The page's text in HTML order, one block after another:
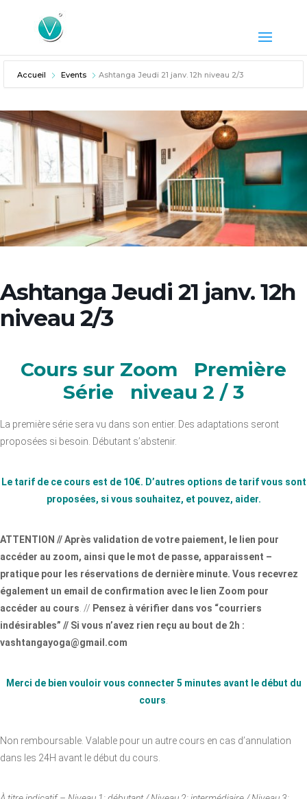
Accueil Events Ashtanga Jeudi 21 janv. 12h niveau 2/3
Ashtanga Jeudi 21 janv. 12h
niveau 2/3
Cours sur Zoom Première
Série niveau 2 / 3
La première série sera vu dans son entier. Des adaptations seront
proposées si besoin. Débutant s’abstenir.
Le tarif de ce cours est de 10€. D’autres options de tarif vous sont
proposées, si vous souhaitez, et pouvez, aider.
ATTENTION // Après validation de votre paiement, le lien pour
accéder au zoom, ainsi que le mot de passe, apparaissent –
pratique pour les réservations de dernière minute. Vous recevrez
également un email de confirmation avec le lien Zoom pour
accéder au cours . // Pensez à vérifier dans vos “courriers
indésirables” // Si vous n’avez rien reçu au bout de 2h :
vashtangayoga@gmail.com
Merci de bien vouloir vous connecter 5 minutes avant le début du
cours
Non remboursable. Valable pour un autre cours en cas d’annulation
dans les 24H avant le début du cours.